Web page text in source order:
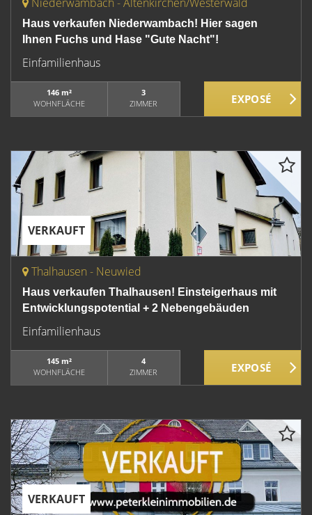
Haus verkaufen Niederwambach! Hier sagen
Ihnen Fuchs und Hase "Gute Nacht"!
Einfamilienhaus
146 m²
WOHNFLÄCHE
3
ZIMMER
VERKAUFT
Thalhausen - Neuwied
Haus verkaufen Thalhausen! Einsteigerhaus mit
Entwicklungspotential + 2 Nebengebäuden
Einfamilienhaus
145 m²
WOHNFLÄCHE
4
ZIMMER
VERKAUFT